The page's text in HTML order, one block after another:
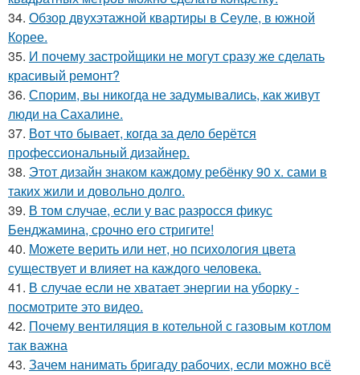
34. Обзор двухэтажной квартиры в Сеуле, в южной
Корее.
35. И почему застройщики не могут сразу же сделать
красивый ремонт?
36. Спорим, вы никогда не задумывались, как живут
люди на Сахалине.
37. Вот что бывает, когда за дело берётся
профессиональный дизайнер.
38. Этот дизайн знаком каждому ребёнку 90 х. сами в
таких жили и довольно долго.
39. В том случае, если у вас разросся фикус
Бенджамина, срочно его стригите!
40. Можете верить или нет, но психология цвета
существует и влияет на каждого человека.
41. В случае если не хватает энергии на уборку -
посмотрите это видео.
42. Почему вентиляция в котельной с газовым котлом
так важна
43. Зачем нанимать бригаду рабочих, если можно всё